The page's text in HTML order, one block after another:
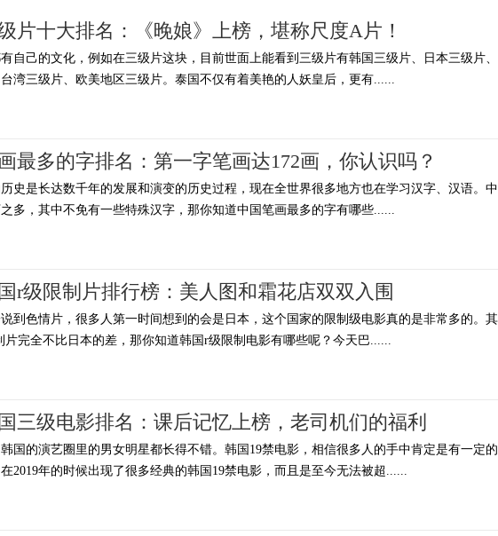
片十大排名：《晚娘》上榜，堪称尺度A片！
自己的文化，例如在三级片这块，目前世面上能看到三级片有韩国三级片、日本三级片
湾三级片、欧美地区三级片。泰国不仅有着美艳的人妖皇后，更有......
最多的字排名：第一字笔画达172画，你认识吗？
史是长达数千年的发展和演变的历史过程，现在全世界很多地方也在学习汉字、汉语。
多，其中不免有一些特殊汉字，那你知道中国笔画最多的字有哪些......
r级限制片排行榜：美人图和霜花店双双入围
到色情片，很多人第一时间想到的会是日本，这个国家的限制级电影真的是非常多的。
片完全不比日本的差，那你知道韩国r级限制电影有哪些呢？今天巴......
三级电影排名：课后记忆上榜，老司机们的福利
国的演艺圈里的男女明星都长得不错。韩国19禁电影，相信很多人的手中肯定是有一定
2019年的时候出现了很多经典的韩国19禁电影，而且是至今无法被超......